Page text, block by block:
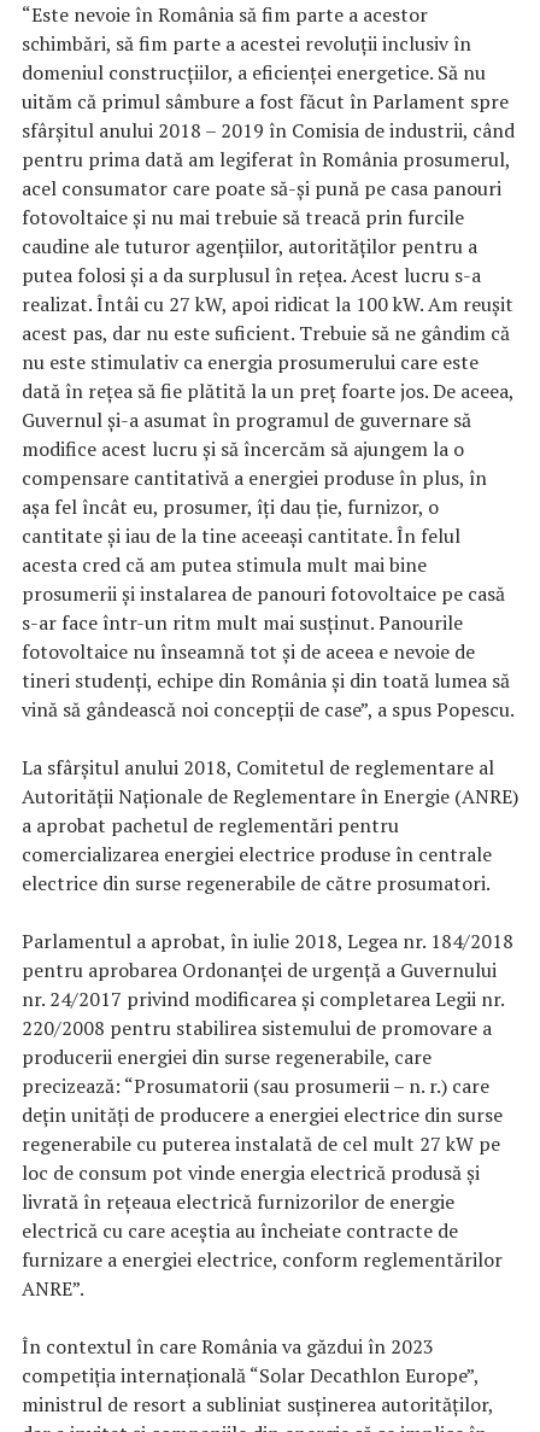
“Este nevoie în România să fim parte a acestor
schimbări, să fim parte a acestei revoluţii inclusiv în
domeniul construcţiilor, a eficienţei energetice. Să nu
uităm că primul sâmbure a fost făcut în Parlament spre
sfârşitul anului 2018 – 2019 în Comisia de industrii, când
pentru prima dată am legiferat în România prosumerul,
acel consumator care poate să-şi pună pe casa panouri
fotovoltaice şi nu mai trebuie să treacă prin furcile
caudine ale tuturor agenţiilor, autorităţilor pentru a
putea folosi şi a da surplusul în reţea. Acest lucru s-a
realizat. Întâi cu 27 kW, apoi ridicat la 100 kW. Am reuşit
acest pas, dar nu este suficient. Trebuie să ne gândim că
nu este stimulativ ca energia prosumerului care este
dată în reţea să fie plătită la un preţ foarte jos. De aceea,
Guvernul şi-a asumat în programul de guvernare să
modifice acest lucru şi să încercăm să ajungem la o
compensare cantitativă a energiei produse în plus, în
aşa fel încât eu, prosumer, îţi dau ţie, furnizor, o
cantitate şi iau de la tine aceeaşi cantitate. În felul
acesta cred că am putea stimula mult mai bine
prosumerii şi instalarea de panouri fotovoltaice pe casă
s-ar face într-un ritm mult mai susţinut. Panourile
fotovoltaice nu înseamnă tot şi de aceea e nevoie de
tineri studenţi, echipe din România şi din toată lumea să
vină să gândească noi concepţii de case”, a spus Popescu.
La sfârşitul anului 2018, Comitetul de reglementare al
Autorităţii Naţionale de Reglementare în Energie (ANRE)
a aprobat pachetul de reglementări pentru
comercializarea energiei electrice produse în centrale
electrice din surse regenerabile de către prosumatori.
Parlamentul a aprobat, în iulie 2018, Legea nr. 184/2018
pentru aprobarea Ordonanţei de urgenţă a Guvernului
nr. 24/2017 privind modificarea şi completarea Legii nr.
220/2008 pentru stabilirea sistemului de promovare a
producerii energiei din surse regenerabile, care
precizează: “Prosumatorii (sau prosumerii – n. r.) care
deţin unităţi de producere a energiei electrice din surse
regenerabile cu puterea instalată de cel mult 27 kW pe
loc de consum pot vinde energia electrică produsă şi
livrată în reţeaua electrică furnizorilor de energie
electrică cu care aceştia au încheiate contracte de
furnizare a energiei electrice, conform reglementărilor
ANRE”.
În contextul în care România va găzdui în 2023
competiţia internaţională “Solar Decathlon Europe”,
ministrul de resort a subliniat susţinerea autorităţilor,